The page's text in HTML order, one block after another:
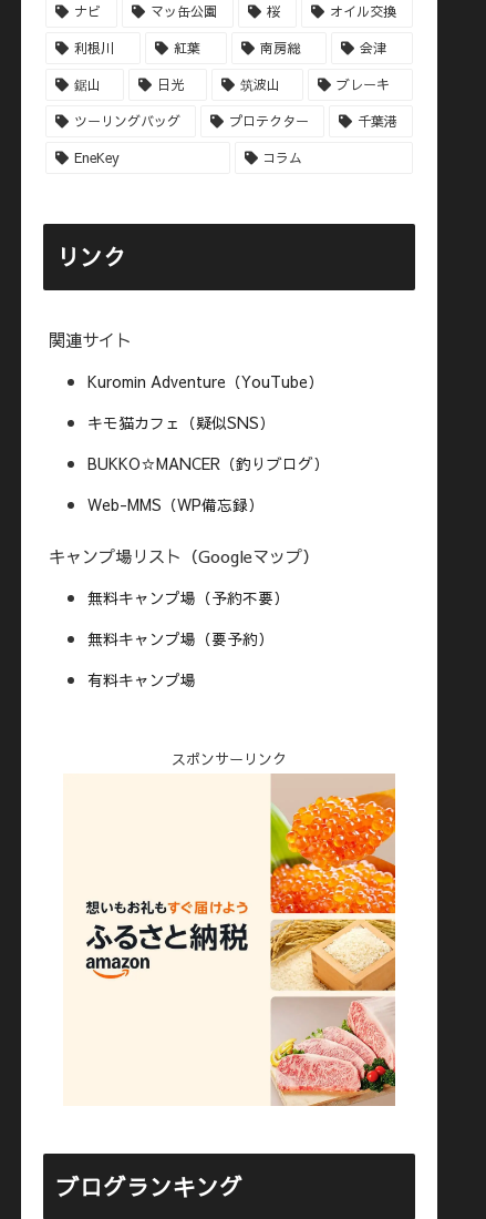
ナビ マッ缶公園 桜 オイル交換
利根川 紅葉 南房総 会津
鋸山 日光 筑波山 ブレーキ
ツーリングバッグ プロテクター 千葉港
EneKey コラム
リンク
関連サイト
Kuromin Adventure（YouTube）
キモ猫カフェ（疑似SNS）
BUKKO☆MANCER（釣りブログ）
Web-MMS（WP備忘録）
キャンプ場リスト（Googleマップ）
無料キャンプ場（予約不要）
無料キャンプ場（要予約）
有料キャンプ場
スポンサーリンク
ブログランキング